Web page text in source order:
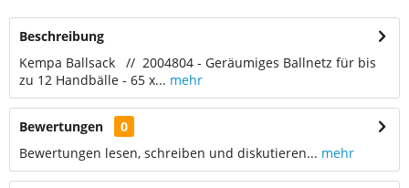
Beschreibung
Kempa Ballsack // 2004804 - Geräumiges Ballnetz für bis
zu 12 Handbälle - 65 x... mehr
Bewertungen
0
Bewertungen lesen, schreiben und diskutieren... mehr